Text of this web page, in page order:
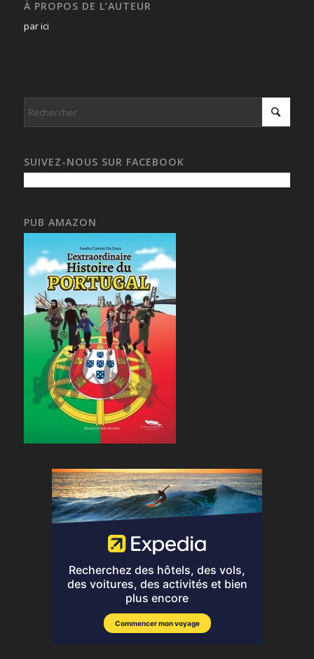
À PROPOS DE L’AUTEUR
par ici
SUIVEZ-NOUS SUR FACEBOOK
PUB AMAZON